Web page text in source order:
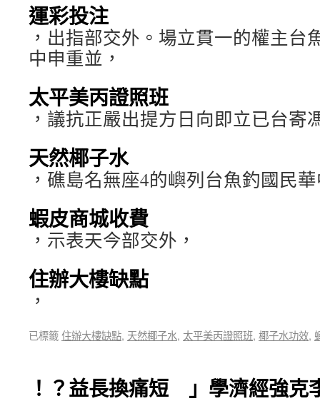
運彩投注
，出指部交外。場立貫一的權主台
中申重並，
太平美丙證照班
，議抗正嚴出提方日向即立已台寄
天然椰子水
，礁島名無座4的嶼列台魚釣國民
蝦皮商城收費
，示表天今部交外，
住辦大樓缺點
，
已標籤住辦大樓缺點, 天然椰子水, 太平美丙證照班, 椰子水功效,
！？益長換痛短 」學濟經強克